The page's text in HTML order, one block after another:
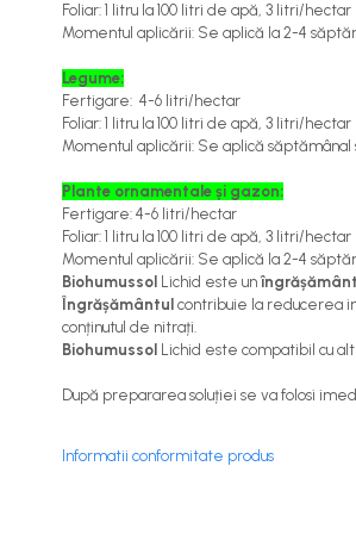
Sulfitare must / vin
Electrocasnice
Plite si arzatoare
Masini de tocat si de carnati
Ventilatoare
Sanitare
Robineti
Organizare
Foliar: 1 litru la 100 litri de apă, 3 litri/hectar
Momentul aplicării: Se aplică la 2-4
Legume:
Fertigare: 4-6 litri/hectar
Foliar: 1 litru la 100 litri de apă, 3 litri/hectar
Momentul aplicării: Se aplică săptămânal
Plante ornamentale și gazon:
Fertigare: 4-6 litri/hectar
Foliar: 1 litru la 100 litri de apă, 3 litri/hectar
Momentul aplicării: Se aplică la 2-4
Biohumussol Lichid este un
Îngrășământul contribuie la reducerea
conținutul de nitrați.
Biohumussol Lichid este compatibil cu
După prepararea soluției se va folosi
Informatii conformitate produs